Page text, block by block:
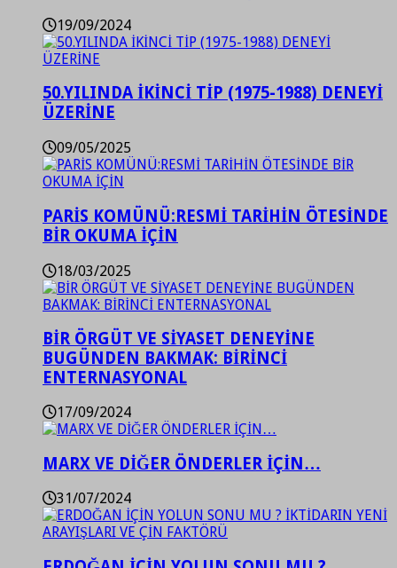
19/09/2024
50.YILINDA İKİNCİ TİP (1975-1988) DENEYİ
ÜZERİNE
09/05/2025
PARİS KOMÜNÜ:RESMİ TARİHİN ÖTESİNDE
BİR OKUMA İÇİN
18/03/2025
BİR ÖRGÜT VE SİYASET DENEYİNE
BUGÜNDEN BAKMAK: BİRİNCİ
ENTERNASYONAL
17/09/2024
MARX VE DİĞER ÖNDERLER İÇİN…
31/07/2024